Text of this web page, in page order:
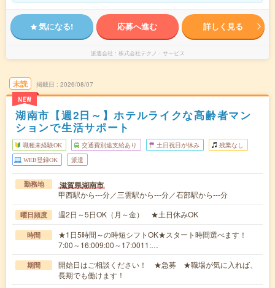
気になる! 応募へ進む 詳しく見る
派遣会社 株式会社テクノ・サービス
未読
NEW
掲載日 2026/08/07
湖南市【週2日～】ホテルライクな高齢者マン
ションで生活サポート
職種未経験OK 交通費別途支給あり 土日祝日が休み 残業なし
WEB登録OK 派遣
勤務地 滋賀県湖南市
甲西駅から---分／三雲駅から---分／石部駅から---分
曜日頻度 週2日～5日OK（月～金） ★土日休みOK
時間
★1日5時間～の時短シフトOK★スタート時間選べます！
7:00～16:009:00～17:0011:…
期間
開始日はご相談ください！ ★急募 ★職場が気に入れば、
長期でも働けます！